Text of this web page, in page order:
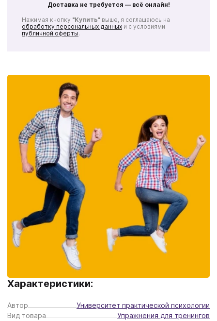
Характеристики:
Автор
Университет практической психологии
Вид товара
Упражнения для тренингов
Доставка не требуется — всё онлайн!
Нажимая кнопку "Купить" выше, я соглашаюсь на
обработку персональных данных и с условиями
публичной оферты.